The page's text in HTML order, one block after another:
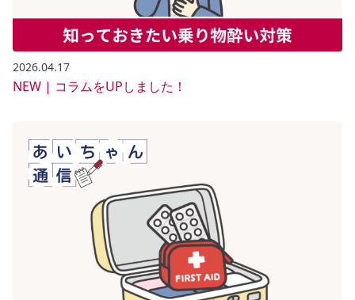
2026.04.17
NEW | コラムをUPしました！